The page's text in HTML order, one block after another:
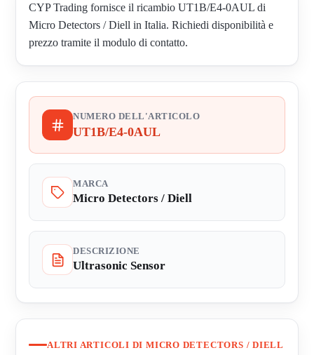
CYP Trading fornisce il ricambio UT1B/E4-0AUL di
Micro Detectors / Diell in Italia. Richiedi disponibilità e
prezzo tramite il modulo di contatto.
NUMERO DELL'ARTICOLO
UT1B/E4-0AUL
MARCA
Micro Detectors / Diell
DESCRIZIONE
Ultrasonic Sensor
ALTRI ARTICOLI DI MICRO DETECTORS / DIELL